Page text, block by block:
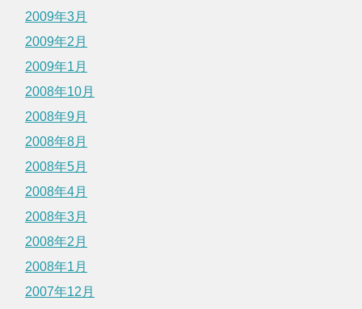
2009年3月
2009年2月
2009年1月
2008年10月
2008年9月
2008年8月
2008年5月
2008年4月
2008年3月
2008年2月
2008年1月
2007年12月